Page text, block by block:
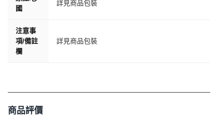
國
詳見商品包裝
注意事
項/備註
欄
詳見商品包裝
商品評價